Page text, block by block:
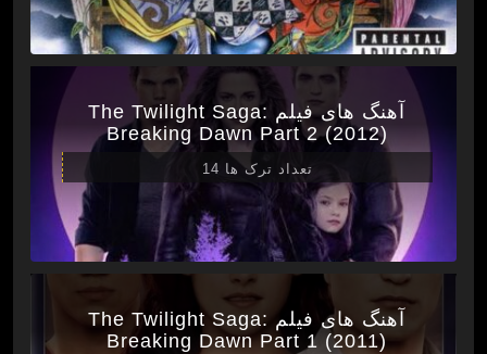
آهنگ های فیلم The Twilight Saga:
Breaking Dawn Part 2 (2012)
تعداد ترک ها 14
آهنگ های فیلم The Twilight Saga:
Breaking Dawn Part 1 (2011)